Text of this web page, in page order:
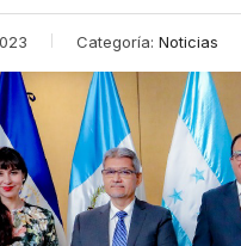
Categoría: Noticias